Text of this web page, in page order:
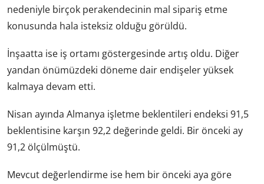
nedeniyle birçok perakendecinin mal sipariş etme
konusunda hala isteksiz olduğu görüldü.
İnşaatta ise iş ortamı göstergesinde artış oldu. Diğer
yandan önümüzdeki döneme dair endişeler yüksek
kalmaya devam etti.
Nisan ayında Almanya işletme beklentileri endeksi 91,5
beklentisine karşın 92,2 değerinde geldi. Bir önceki ay
91,2 ölçülmüştü.
Mevcut değerlendirme ise hem bir önceki aya göre